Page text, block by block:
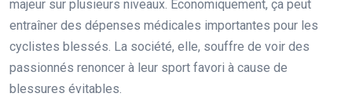
majeur sur plusieurs niveaux. Économiquement, ça peut
entraîner des dépenses médicales importantes pour les
cyclistes blessés. La société, elle, souffre de voir des
passionnés renoncer à leur sport favori à cause de
blessures évitables.